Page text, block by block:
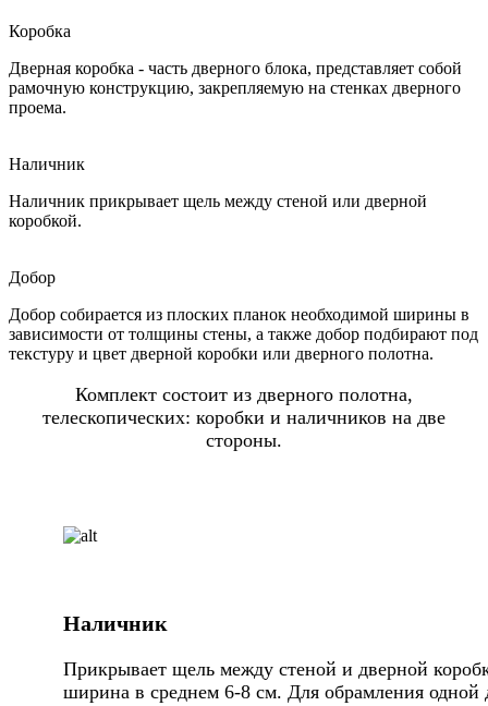
Коробка
Дверная коробка - часть дверного блока, представляет собой
рамочную конструкцию, закрепляемую на стенках дверного
проема.
Наличник
Наличник прикрывает щель между стеной или дверной
коробкой.
Добор
Добор собирается из плоских планок необходимой ширины в
зависимости от толщины стены, а также добор подбирают под
текстуру и цвет дверной коробки или дверного полотна.
Комплект состоит из дверного полотна,
телескопических: коробки и наличников на две
стороны.
Наличник
Прикрывает щель между стеной и дверной
ширина в среднем 6-8 см. Для обрамления одной